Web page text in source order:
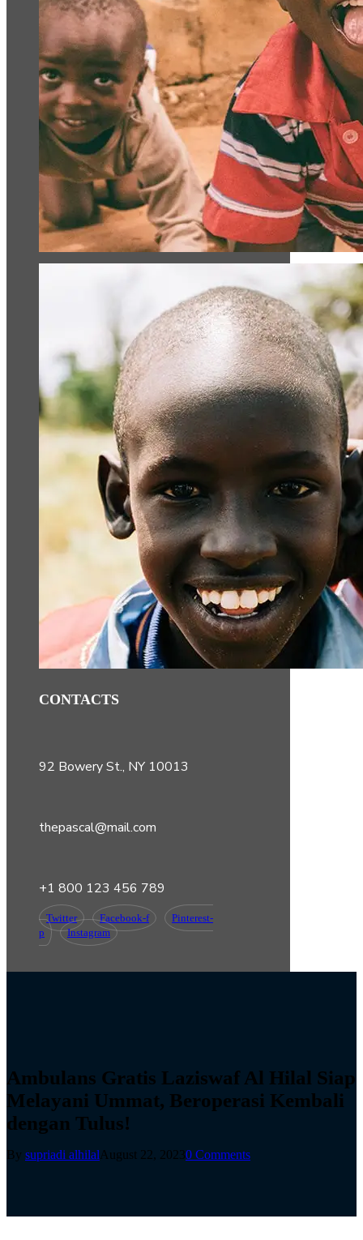
CONTACTS
92 Bowery St., NY 10013
thepascal@mail.com
+1 800 123 456 789
Twitter Facebook-f
Pinterest-
p
Instagram
Ambulans Gratis Laziswaf Al Hilal Siap
Melayani Ummat, Beroperasi Kembali
dengan Tulus!
By supriadi alhilalAugust 22, 20230 Comments